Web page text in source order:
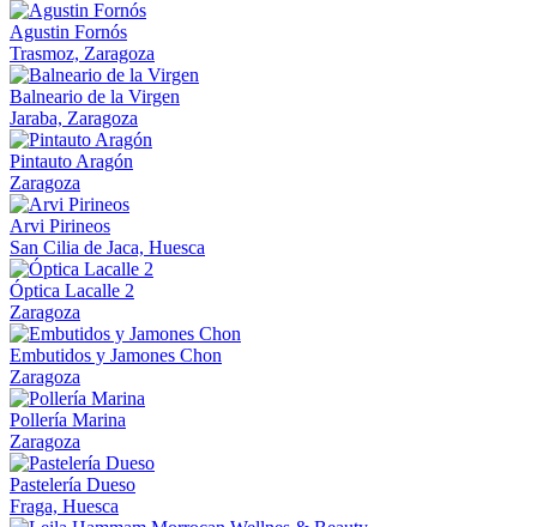
Agustin Fornós
Trasmoz, Zaragoza
Balneario de la Virgen
Jaraba, Zaragoza
Pintauto Aragón
Zaragoza
Arvi Pirineos
San Cilia de Jaca, Huesca
Óptica Lacalle 2
Zaragoza
Embutidos y Jamones Chon
Zaragoza
Pollería Marina
Zaragoza
Pastelería Dueso
Fraga, Huesca